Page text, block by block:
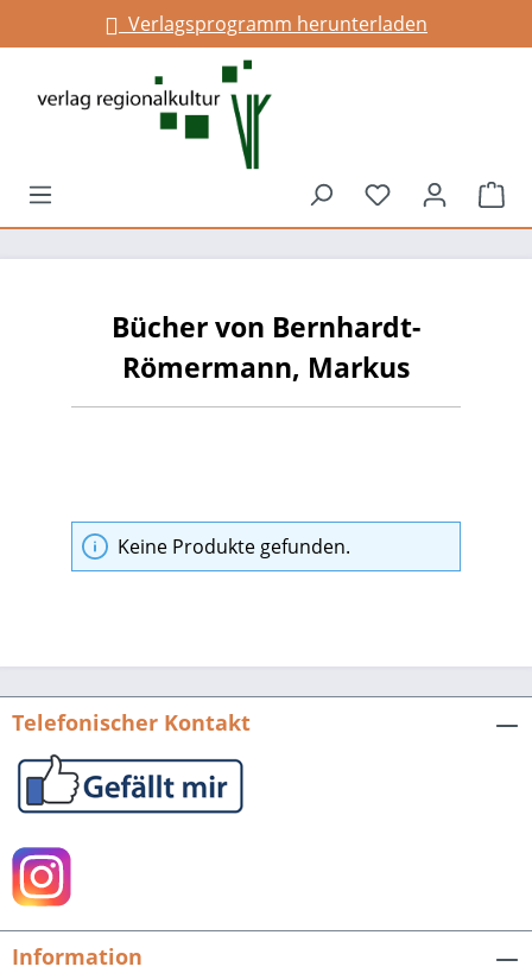
springenVerlagsprogramm herunterladen
Du hast 0
Bücher von Bernhardt-
Römermann, Markus
Keine Produkte gefunden.
Telefonischer Kontakt
Information